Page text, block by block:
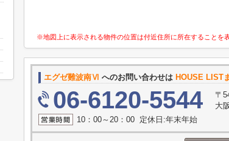
※地図上に表示される物件の位置は付近住所に所在することを
エグゼ難波南Ⅵ へのお問い合わせは HOUSE LIST
06-6120-5544
〒
大
10：00～20：00 定休日:年末年始